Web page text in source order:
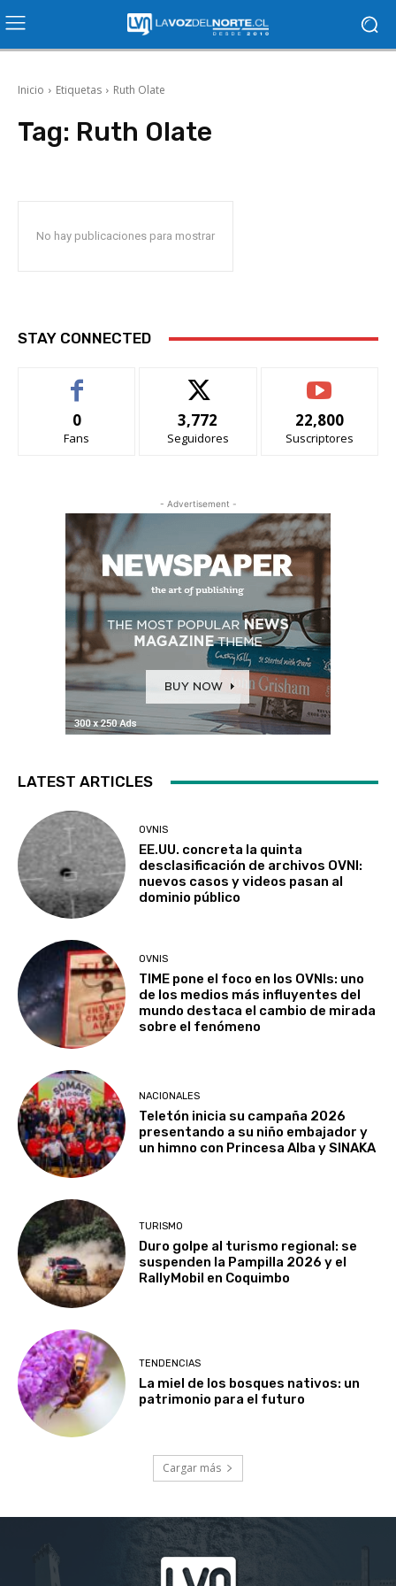
Inicio Etiquetas Ruth Olate
Tag: Ruth Olate
No hay publicaciones para mostrar
STAY CONNECTED
0
Fans
3,772
Seguidores
22,800
Suscriptores
- Advertisement -
LATEST ARTICLES
OVNIS
EE.UU. concreta la quinta
desclasificación de archivos OVNI:
nuevos casos y videos pasan al
dominio público
OVNIS
TIME pone el foco en los OVNIs: uno
de los medios más influyentes del
mundo destaca el cambio de mirada
sobre el fenómeno
NACIONALES
Teletón inicia su campaña 2026
presentando a su niño embajador y
un himno con Princesa Alba y SINAKA
TURISMO
Duro golpe al turismo regional: se
suspenden la Pampilla 2026 y el
RallyMobil en Coquimbo
TENDENCIAS
La miel de los bosques nativos: un
patrimonio para el futuro
Cargar más